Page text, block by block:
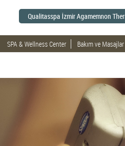
Qualitasspa İzmir Agamemnon
SPA & Wellness Center Bakım ve Masajlar